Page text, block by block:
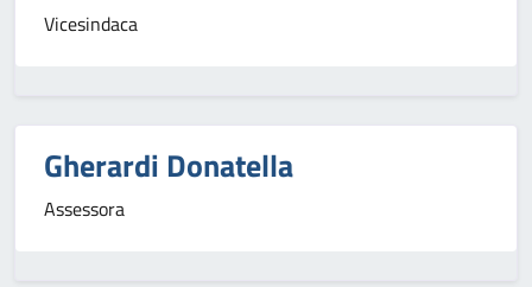
Vicesindaca
Gherardi Donatella
Assessora